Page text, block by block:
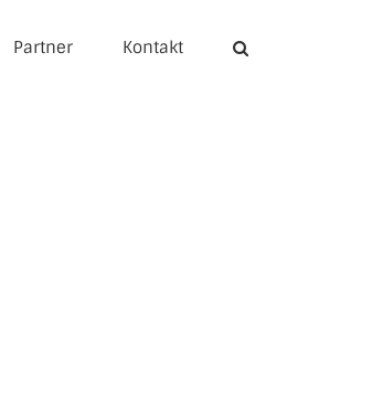
Partner Kontakt